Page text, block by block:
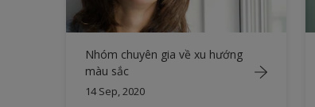
Nhóm chuyên gia về xu hướng
màu sắc
14 Sep, 2020